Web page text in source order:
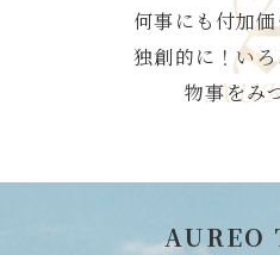
何事にも付加価
独創的に！い
物事をみ
AUREO